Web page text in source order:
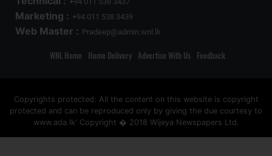
Marketing : +94 011 538 3439
Web Master : Pradeep@admin.wnl.lk
WNL Home Home Delivery Advertise With Us Feedback
Copyrights protected: All the content on this website is copyright
protected and can be reproduced only by giving the due courtesy to
www.ada.lk' Copyright � 2018 Wijeya Newspapers Ltd.